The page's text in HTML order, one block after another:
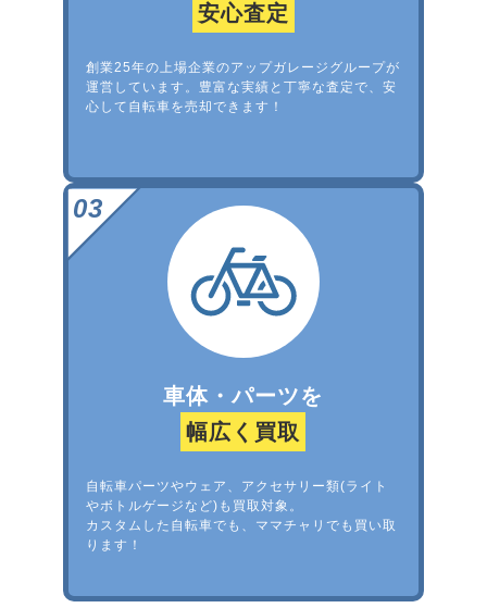
安心査定
創業25年の上場企業のアップガレージグループが
運営しています。豊富な実績と丁寧な査定で、安
心して自転車を売却できます！
車体・パーツを
幅広く買取
自転車パーツやウェア、アクセサリー類(ライト
やボトルゲージなど)も買取対象。
カスタムした自転車でも、ママチャリでも買い取
ります！